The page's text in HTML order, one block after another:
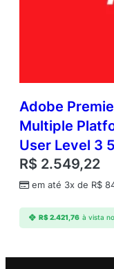
Adobe
Multiple
User Level 3
R$ 2.549,22
em até 3x de R$
R$2.421,76 à vista